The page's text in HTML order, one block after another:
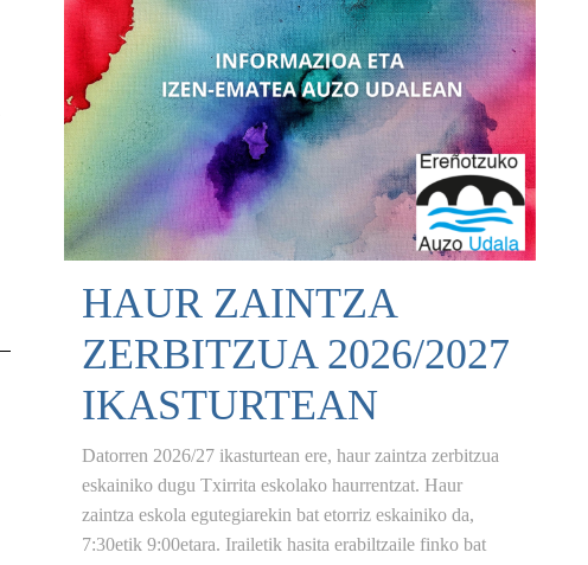
HAUR ZAINTZA
ZERBITZUA 2026/2027
IKASTURTEAN
Datorren 2026/27 ikasturtean ere, haur zaintza zerbitzua
eskainiko dugu Txirrita eskolako haurrentzat. Haur
zaintza eskola egutegiarekin bat etorriz eskainiko da,
7:30etik 9:00etara. Irailetik hasita erabiltzaile finko bat